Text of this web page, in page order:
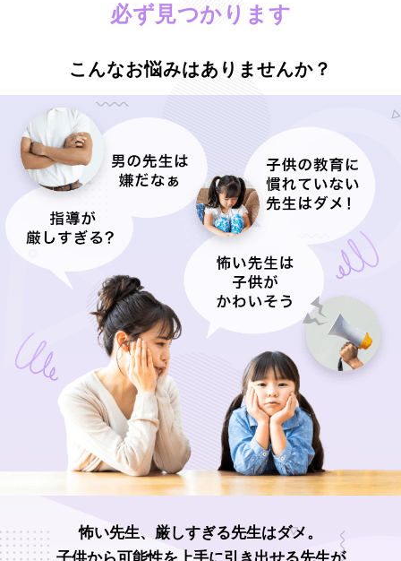
必ず見つかります
こんなお悩みはありませんか？
怖い先生、厳しすぎる先生はダメ。